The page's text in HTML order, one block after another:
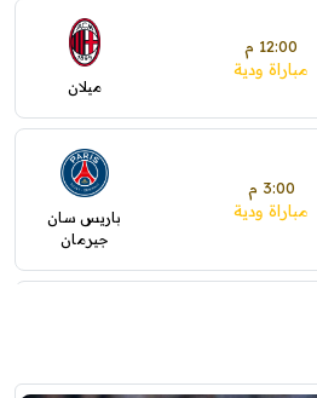
12:00 م
مباراة ودية
ميلان
3:00 م
مباراة ودية
باريس سان
جيرمان